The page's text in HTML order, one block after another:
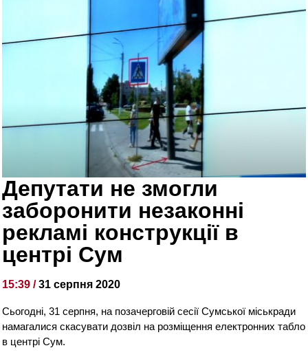
Депутати не змогли
заборонити незаконні
рекламі конструкції в
центрі Сум
15:39 /31 серпня 2020
Сьогодні, 31 серпня, на позачерговій сесії Сумської міськради
намагалися скасувати дозвіл на розміщення електронних табло
в центрі Сум.